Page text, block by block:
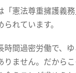
「憲法尊重擁護義
れています。
時間過密労働で、
りません。だから